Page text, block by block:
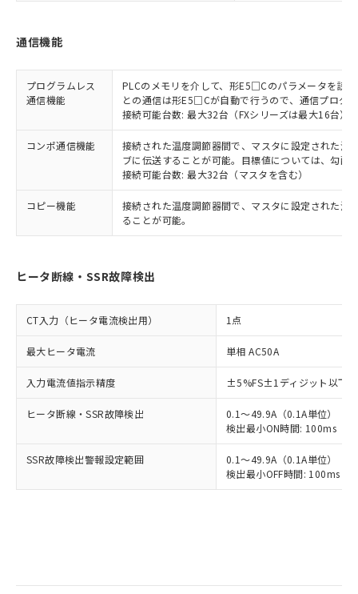
通信機能
プログラムレス
通信機能
PLCのメモリを介して、形E5□Cのパラメータを読
との通信は形E5□Cが自動で行うので、通信プログ
接続可能台数: 最大32台（FXシリーズは最大16台）
コンポ通信機能
接続された温度調節器間で、マスタに設定された温
ブに伝送することが可能。目標値については、勾配
接続可能台数: 最大32台（マスタを含む）
コピー機能
接続された温度調節器間で、マスタに設定された温
ることが可能。
ヒータ断線・SSR故障検出
CT入力（ヒータ電流検出用） 1点
最大ヒータ電流 単相 AC50A
入力電流値指示精度 ±5%FS±1ディジット以下
ヒータ断線・SSR故障検出
0.1～49.9A（0.1A単位）
検出最小ON時間: 100ms（
SSR故障検出警報設定範囲
0.1～49.9A（0.1A単位）
検出最小OFF時間: 100ms（